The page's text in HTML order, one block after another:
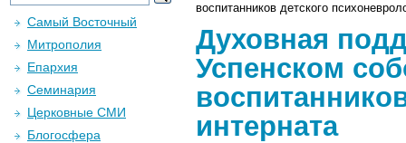
воспитанников детского
Духовная
Успенском
интерната
Самый Восточный
Митрополия
Епархия
Семинария
Церковные СМИ
Блогосфера